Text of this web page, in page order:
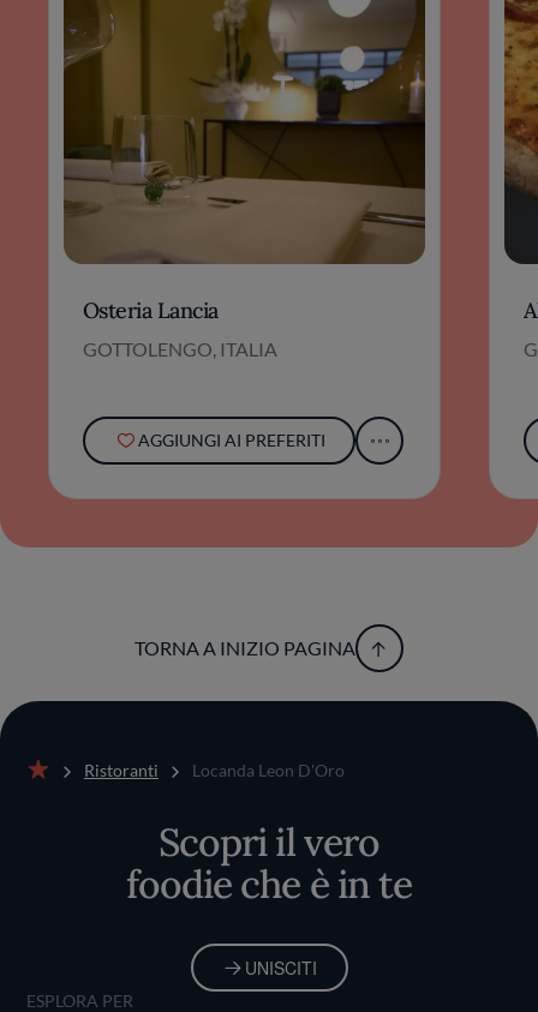
Osteria Lancia
GOTTOLENGO, ITALIA
AGGIUNGI AI PREFERITI
TORNA A INIZIO PAGINA
Ristoranti Locanda Leon D'Oro
Scopri il vero
foodie che è in te
UNISCITI
ESPLORA PER